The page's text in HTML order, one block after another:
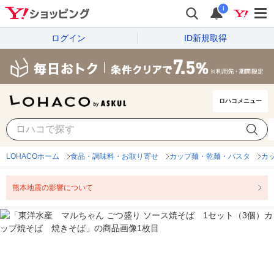
i
ログイン ID新規取得
ロハコメニュー
LOHACOホーム 食品・調味料・お取り寄せ カップ麺・乾麺・パスタ カ
熊本地震の影響について